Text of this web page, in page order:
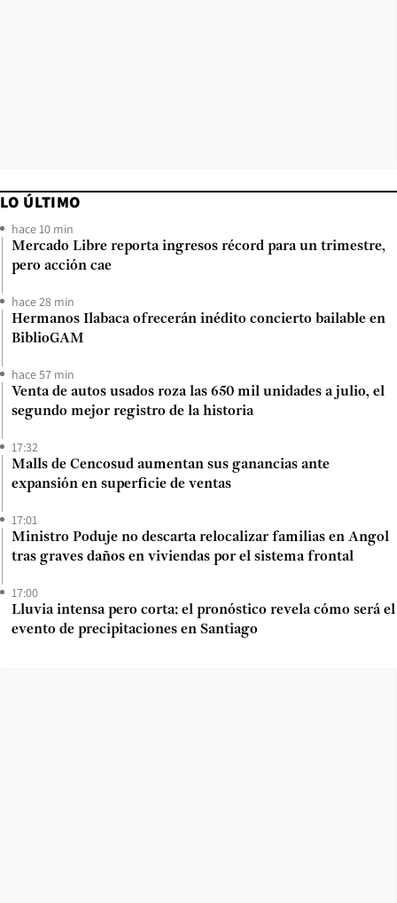
LO ÚLTIMO
hace 10 min
Mercado Libre reporta ingresos récord para un trimestre,
pero acción cae
hace 28 min
Hermanos Ilabaca ofrecerán inédito concierto bailable en
BiblioGAM
hace 57 min
Venta de autos usados roza las 650 mil unidades a julio, el
segundo mejor registro de la historia
17:32
Malls de Cencosud aumentan sus ganancias ante
expansión en superficie de ventas
17:01
Ministro Poduje no descarta relocalizar familias en Angol
tras graves daños en viviendas por el sistema frontal
17:00
Lluvia intensa pero corta: el pronóstico revela cómo será el
evento de precipitaciones en Santiago